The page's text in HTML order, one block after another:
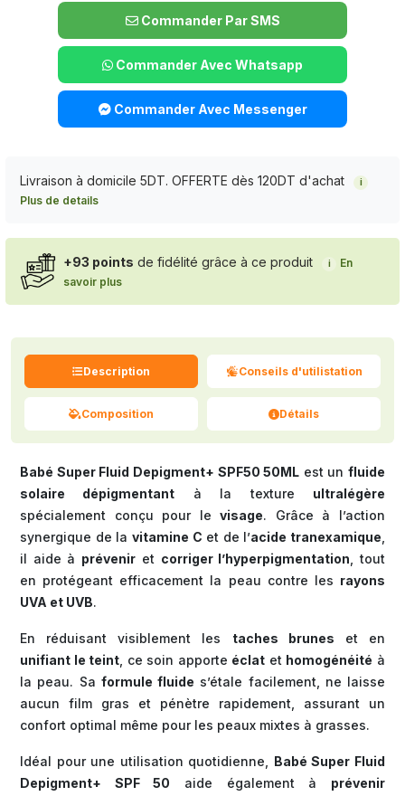
Commander Par SMS
Commander Avec Whatsapp
Commander Avec Messenger
Livraison à domicile 5DT. OFFERTE dès 120DT d'achat i
Plus de details
+93 points de fidélité grâce à ce produit i
En
savoir plus
Description Conseils d'utilistation
Composition Détails
Babé Super Fluid Depigment+ SPF50 50ML est un fluide
solaire dépigmentant à la texture ultralégère
spécialement conçu pour levisage. Grâce à l’action
synergique de la vitamine C et de l’acide tranexamique
il aide à prévenir et corriger l’hyperpigmentation , tout
en protégeant efficacement la peau contre les rayons
UVA et UVB.
En réduisant visiblement les taches brunes et en
unifiant le teint , ce soin apporte éclat et homogénéité à
la peau. Sa formule fluide s’étale facilement, ne laisse
aucun film gras et pénètre rapidement, assurant un
confort optimal même pour les peaux mixtes à grasses.
Idéal pour une utilisation quotidienne, Babé Super Fluid
Depigment+ SPF 50 aide également à prévenir